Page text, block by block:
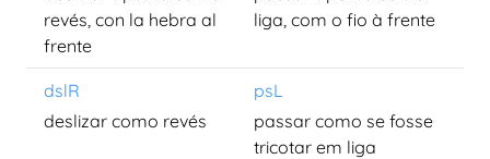
revés, con la hebra al
frente
liga, com o fio à frente
dslR
psL
deslizar como revés
passar como se fosse
tricotar em liga